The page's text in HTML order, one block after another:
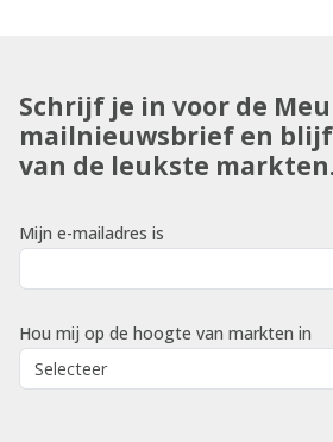
Schrijf je in voor de
mailnieuwsbrief en
van de leukste
Mijn e-mailadres is
Hou mij op de hoogte van markten in